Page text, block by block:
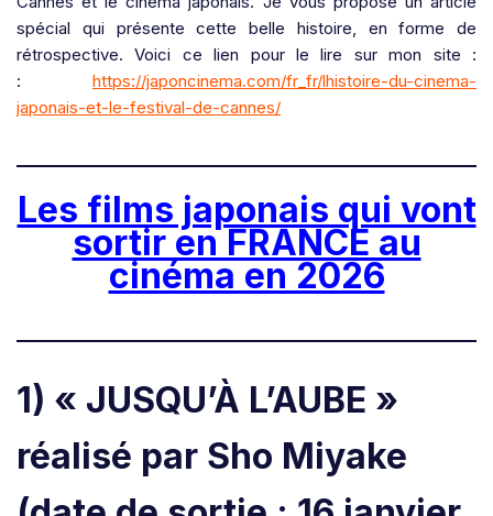
spécial qui présente cette belle histoire, en forme de
rétrospective. Voici ce lien pour le lire sur mon site :
: https://japoncinema.com/fr_fr/lhistoire-du-cinema-
japonais-et-le-festival-de-cannes/
Les films japonais qui vont
sortir en FRANCE au
cinéma en 2026
1) « JUSQU’À L’AUBE »
réalisé par Sho Miyake